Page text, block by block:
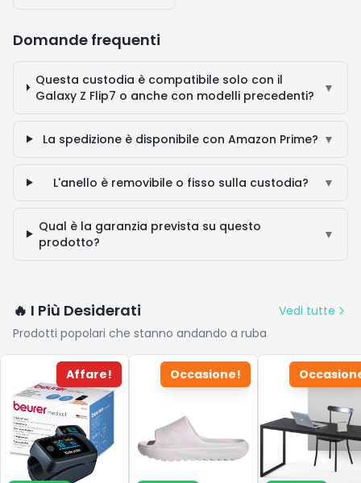
Domande frequenti
Questa custodia è compatibile solo con il
Galaxy Z Flip7 o anche con modelli precedenti?
▼
La spedizione è disponibile con Amazon Prime? ▼
L'anello è removibile o fisso sulla custodia? ▼
Qual è la garanzia prevista su questo
prodotto?
▼
🔥 I Più Desiderati
Vedi tutte
Prodotti popolari che stanno andando a ruba
Affare! Occasione!